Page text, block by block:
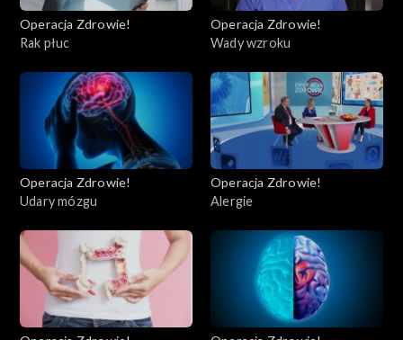
Operacja Zdrowie!
Rak płuc
Operacja Zdrowie!
Wady wzroku
Operacja Zdrowie!
Udary mózgu
Operacja Zdrowie!
Alergie